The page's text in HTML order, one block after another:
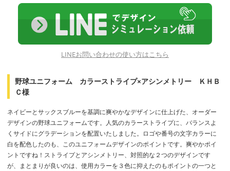
LINEお問い合わせの使い方はこちら
野球ユニフォーム カラーストライプ×アシンメトリー ＫＨＢ
Ｃ様
ネイビーとサックスブルーを基調に爽やかなデザインに仕上げた、オーダー
デザインの野球ユニフォームです。人気のカラーストライプに、バランスよ
くサイドにグラデーションを配置いたしました。ロゴや番号の文字カラーに
白を配色したのも、このユニフォームデザインのポイントです。爽やかポイ
ントですね！ストライプとアシンメトリー、対照的な２つのデザインです
が、まとまりが良いのは、使用カラーを３色に抑えたのもポイントの一つと